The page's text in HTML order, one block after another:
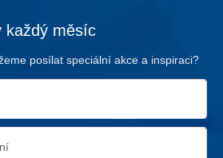
každý měsíc
posílat speciální akce a inspiraci?